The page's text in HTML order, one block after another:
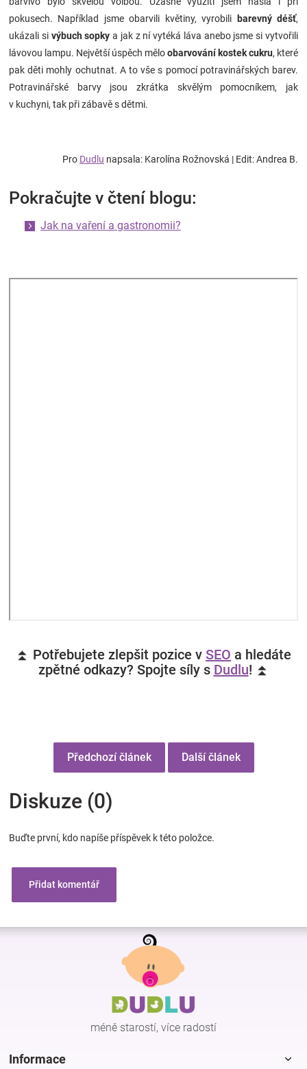
pokusech. Například jsme obarvili květiny, vyrobili
barevný déšť,
ukázali sivýbuch sopky a jak z ní vytéká láva anebo jsme si vytvořili
lávovou lampu. Největší úspěch měloobarvování kostek cukru, které
pak děti mohly ochutnat. A to vše s pomocí potravinářských barev.
Potravinářské barvy jsou zkrátka skvělým pomocníkem, jak
v kuchyni, tak při zábavě s dětmi.
Pro Dudlu napsala: Karolína Rožnovská | Edit: Andrea B.
Pokračujte v čtení blogu:
Jak na vaření a gastronomii?
⏫ Potřebujete zlepšit pozice v SEO a hledáte
zpětné odkazy? Spojte síly s Dudlu! ⏫
Předchozí článek Další článek
Diskuze (0)
Buďte první, kdo napíše příspěvek k této položce.
Přidat komentář
Z
méně starostí, více radostí
Informace